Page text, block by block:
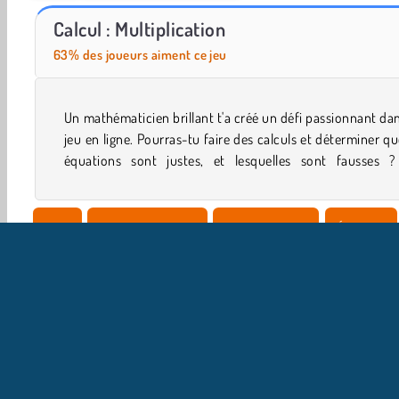
Casino World
Calcul : Multiplication
63% des joueurs aiment ce jeu
Un mathématicien brillant t'a créé un défi passionnant
jeu en ligne. Pourras-tu faire des calculs et déterminer
équations sont justes, et lesquelles sont fausses ?
compétences en mathématiques vont vraiment être
Solo Jeux De Cerveau Concentration Éducatif